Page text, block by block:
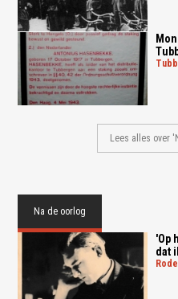
Lees alles over
Na de oorlog
'Op
dat